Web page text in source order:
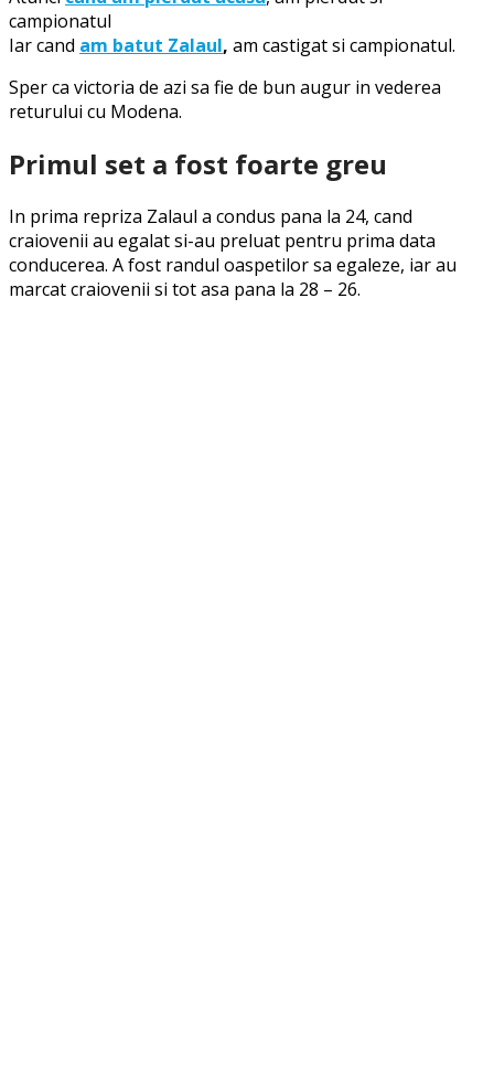
campionatul
Iar cand am batut Zalaul, am castigat si campionatul.
Sper ca victoria de azi sa fie de bun augur in vederea
returului cu Modena.
Primul set a fost foarte greu
In prima repriza Zalaul a condus pana la 24, cand
craiovenii au egalat si-au preluat pentru prima data
conducerea. A fost randul oaspetilor sa egaleze, iar au
marcat craiovenii si tot asa pana la 28 – 26.